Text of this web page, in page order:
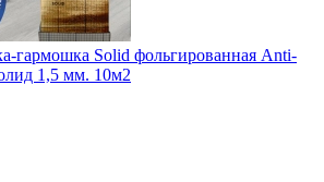
гармошка Solid фольгированная Anti-
1,5 мм. 10м2